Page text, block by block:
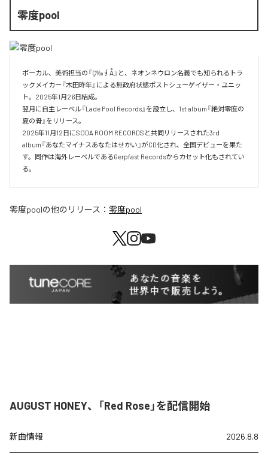
零度pool
ボーカル、美術担当の『Ç‰∮Å』と、ネオンネウロン名義でも知られるトラ
ックメイカー『木田昨年』による無政府状態ポストシューゲイザー・ユニッ
ト。2025年1月26日結成。
翌月に自主レーベル『Lade Pool Records』を設立し、1st album『絶対零度の
夏の骨』をリリース。
2025年11月12日にSODA ROOM RECORDSと共同リリースされた3rd
album『あなたマイナスあなたはせかい』がCD化され、全国デビューを果た
す。同作は海外レーベルであるGerpfast Recordsからカセット化もされてい
る。
零度poolの他のリリース： 零度pool
AUGUST HONEY、「Red Rose」を配信開始
新曲情報 2026.8.8